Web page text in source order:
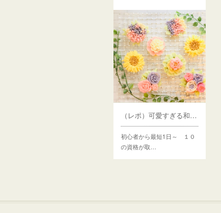
（レポ）可愛すぎる和菓子！あんフラワー体験
初心者から最短1日～ １０
の資格が取…